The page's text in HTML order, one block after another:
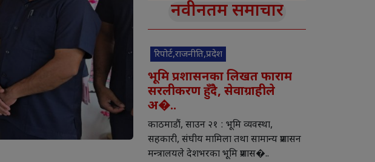
नवीनतम समाचार
रिपोर्ट,राजनीति,प्रदेश
भूमि प्रशासनका लिखत फाराम
सरलीकरण हुँदै, सेवाग्राहीले
अ�..
काठमाडौं, साउन २१ : भूमि व्यवस्था,
सहकारी, संघीय मामिला तथा सामान्य प्रशासन
मन्त्रालयले देशभरका भूमि प्रशास�..